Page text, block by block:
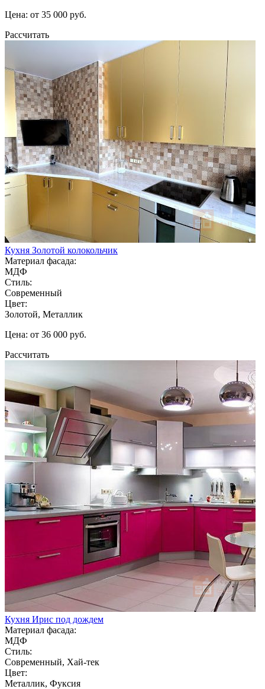
Цена: от 35 000 руб.
Рассчитать
Кухня Золотой колокольчик
Материал фасада:
МДФ
Стиль:
Современный
Цвет:
Золотой, Металлик
Цена: от 36 000 руб.
Рассчитать
Кухня Ирис под дождем
Материал фасада:
МДФ
Стиль:
Современный, Хай-тек
Цвет:
Металлик, Фуксия